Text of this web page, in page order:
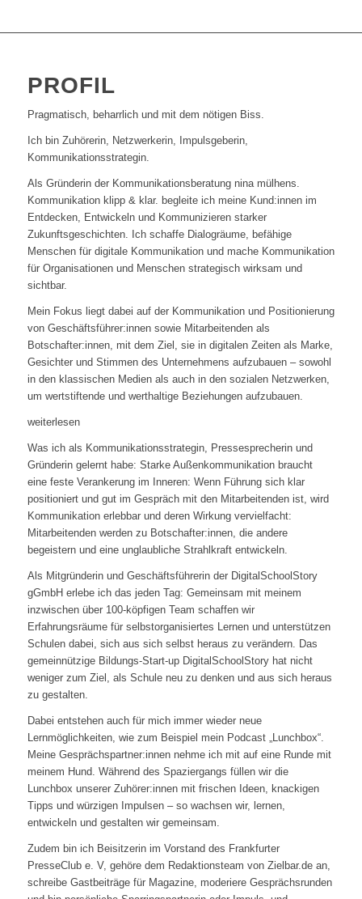
PROFIL
Pragmatisch, beharrlich und mit dem nötigen Biss.
Ich bin Zuhörerin, Netzwerkerin, Impulsgeberin,
Kommunikationsstrategin.
Als Gründerin der Kommunikationsberatung nina mülhens.
Kommunikation klipp & klar. begleite ich meine Kund:innen im
Entdecken, Entwickeln und Kommunizieren starker
Zukunftsgeschichten. Ich schaffe Dialogräume, befähige
Menschen für digitale Kommunikation und mache Kommunikation
für Organisationen und Menschen strategisch wirksam und
sichtbar.
Mein Fokus liegt dabei auf der Kommunikation und Positionierung
von Geschäftsführer:innen sowie Mitarbeitenden als
Botschafter:innen, mit dem Ziel, sie in digitalen Zeiten als Marke,
Gesichter und Stimmen des Unternehmens aufzubauen – sowohl
in den klassischen Medien als auch in den sozialen Netzwerken,
um wertstiftende und werthaltige Beziehungen aufzubauen.
weiterlesen
Was ich als Kommunikationsstrategin, Pressesprecherin und
Gründerin gelernt habe: Starke Außenkommunikation braucht
eine feste Verankerung im Inneren: Wenn Führung sich klar
positioniert und gut im Gespräch mit den Mitarbeitenden ist, wird
Kommunikation erlebbar und deren Wirkung vervielfacht:
Mitarbeitenden werden zu Botschafter:innen, die andere
begeistern und eine unglaubliche Strahlkraft entwickeln.
Als Mitgründerin und Geschäftsführerin der DigitalSchoolStory
gGmbH erlebe ich das jeden Tag: Gemeinsam mit meinem
inzwischen über 100-köpfigen Team schaffen wir
Erfahrungsräume für selbstorganisiertes Lernen und unterstützen
Schulen dabei, sich aus sich selbst heraus zu verändern. Das
gemeinnützige Bildungs-Start-up DigitalSchoolStory hat nicht
weniger zum Ziel, als Schule neu zu denken und aus sich heraus
zu gestalten.
Dabei entstehen auch für mich immer wieder neue
Lernmöglichkeiten, wie zum Beispiel mein Podcast „Lunchbox“.
Meine Gesprächspartner:innen nehme ich mit auf eine Runde mit
meinem Hund. Während des Spaziergangs füllen wir die
Lunchbox unserer Zuhörer:innen mit frischen Ideen, knackigen
Tipps und würzigen Impulsen – so wachsen wir, lernen,
entwickeln und gestalten wir gemeinsam.
Zudem bin ich Beisitzerin im Vorstand des Frankfurter
PresseClub e. V, gehöre dem Redaktionsteam von Zielbar.de an,
schreibe Gastbeiträge für Magazine, moderiere Gesprächsrunden